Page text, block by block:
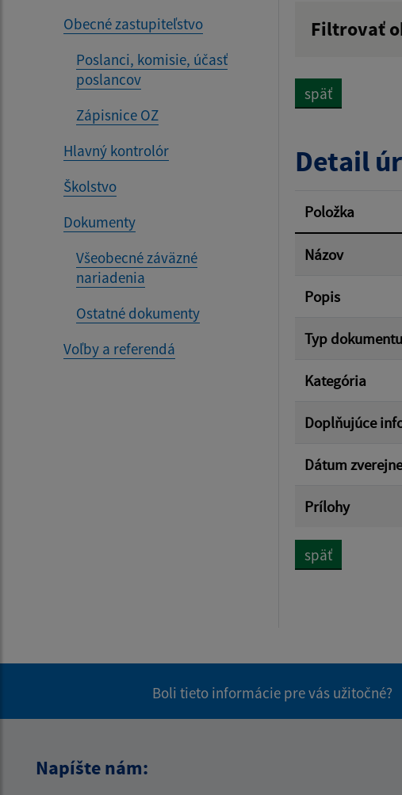
Obecné zastupiteľstvo
Poslanci, komisie, účasť
poslancov
Zápisnice OZ
Hlavný kontrolór
Školstvo
Dokumenty
Všeobecné záväzné
nariadenia
Ostatné dokumenty
Voľby a referendá
Filtrovať
Filtrovať
späť
Detail
Položka
Názov
Popis
Typ dokumentu
Kategória
Doplňujúce
Dátum
Prílohy
späť
Boli tieto informácie pre vás užitočné?
Napíšte nám: